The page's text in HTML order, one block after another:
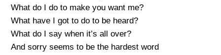
What do I do to make you want me?
What have I got to do to be heard?
What do I say when it’s all over?
And sorry seems to be the hardest word